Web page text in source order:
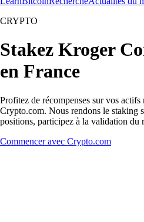
CRYPTO
Stakez Kroger
en France
Profitez de récompenses sur vos
Crypto.com. Nous rendons le staking
positions, participez à la validation du
Commencer avec Crypto.com